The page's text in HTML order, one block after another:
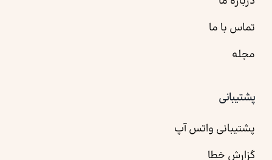
تماس با ما
مجله
پشتیبانی
پشتیبانی واتس آپ
گزارش خطا